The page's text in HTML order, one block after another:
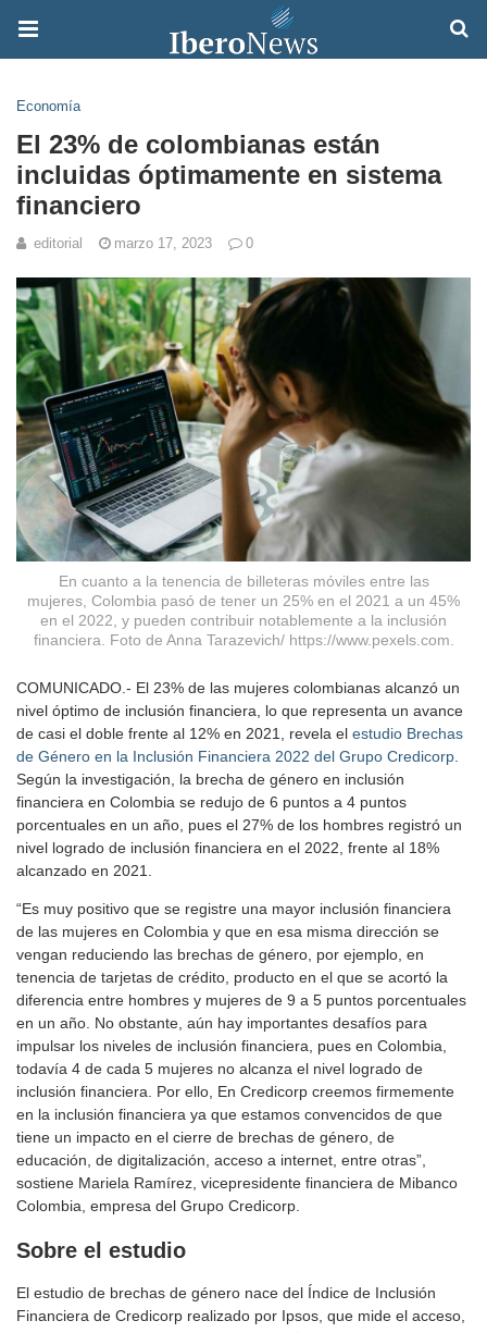
Economía
El 23% de colombianas están
incluidas óptimamente en sistema
financiero
editorial marzo 17, 2023 0
En cuanto a la tenencia de billeteras móviles entre las
mujeres, Colombia pasó de tener un 25% en el 2021 a un 45%
en el 2022, y pueden contribuir notablemente a la inclusión
financiera. Foto de Anna Tarazevich/ https://www.pexels.com.
COMUNICADO.- El 23% de las mujeres colombianas alcanzó un
nivel óptimo de inclusión financiera, lo que representa un avance
de casi el doble frente al 12% en 2021, revela el estudio Brechas
de Género en la Inclusión Financiera 2022 del Grupo Credicorp
Según la investigación, la brecha de género en inclusión
financiera en Colombia se redujo de 6 puntos a 4 puntos
porcentuales en un año, pues el 27% de los hombres registró un
nivel logrado de inclusión financiera en el 2022, frente al 18%
alcanzado en 2021.
“Es muy positivo que se registre una mayor inclusión financiera
de las mujeres en Colombia y que en esa misma dirección se
vengan reduciendo las brechas de género, por ejemplo, en
tenencia de tarjetas de crédito, producto en el que se acortó la
diferencia entre hombres y mujeres de 9 a 5 puntos porcentuales
en un año. No obstante, aún hay importantes desafíos para
impulsar los niveles de inclusión financiera, pues en Colombia,
todavía 4 de cada 5 mujeres no alcanza el nivel logrado de
inclusión financiera. Por ello, En Credicorp creemos firmemente
en la inclusión financiera ya que estamos convencidos de que
tiene un impacto en el cierre de brechas de género, de
educación, de digitalización, acceso a internet, entre otras”,
sostiene Mariela Ramírez, vicepresidente financiera de Mibanco
Colombia, empresa del Grupo Credicorp.
Sobre el estudio
El estudio de brechas de género nace del Índice de Inclusión
Financiera de Credicorp realizado por Ipsos, que mide el acceso,